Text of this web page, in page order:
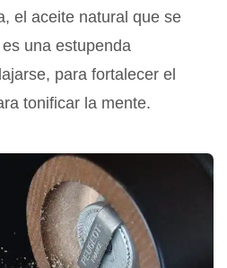
el aceite natural que se
una estupenda
para fortalecer el
tonificar la mente.